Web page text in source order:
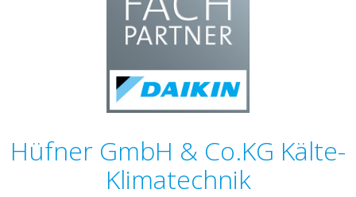
Hüfner GmbH & Co.KG Kälte-
Klimatechnik